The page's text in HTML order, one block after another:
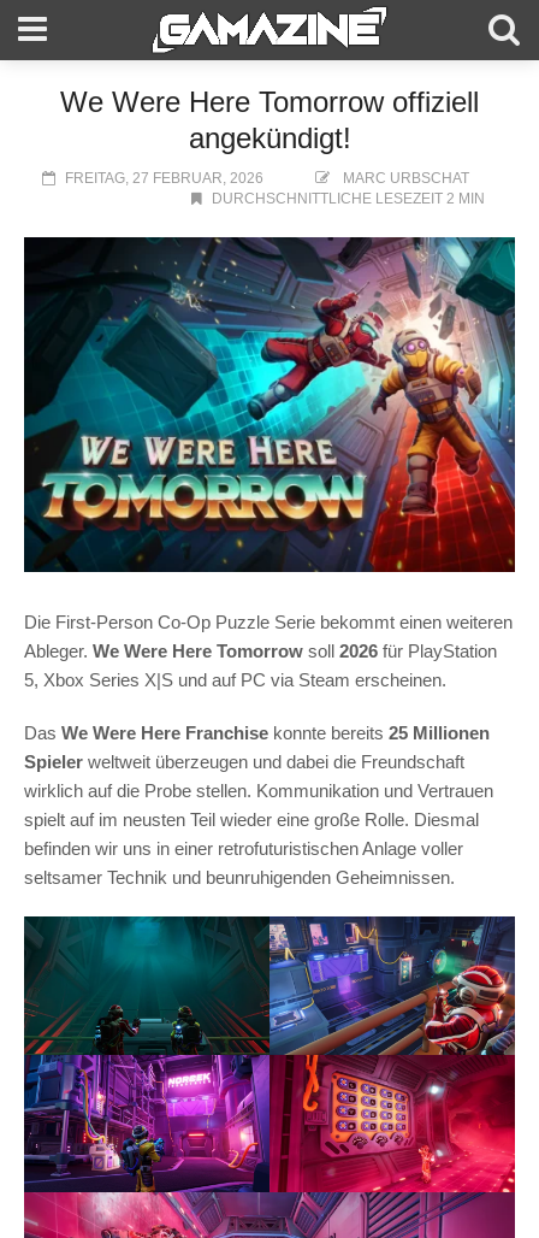
We Were Here Tomorrow offiziell
angekündigt!
FREITAG, 27 FEBRUAR, 2026
MARC URBSCHAT
DURCHSCHNITTLICHE LESEZEIT 2 MIN
Die First-Person Co-Op Puzzle Serie bekommt einen weiteren
Ableger. We Were Here Tomorrow soll 2026 für PlayStation
5, Xbox Series X|S und auf PC via Steam erscheinen.
Das We Were Here Franchise konnte bereits 25 Millionen
Spieler weltweit überzeugen und dabei die Freundschaft
wirklich auf die Probe stellen. Kommunikation und Vertrauen
spielt auf im neusten Teil wieder eine große Rolle. Diesmal
befinden wir uns in einer retrofuturistischen Anlage voller
seltsamer Technik und beunruhigenden Geheimnissen.